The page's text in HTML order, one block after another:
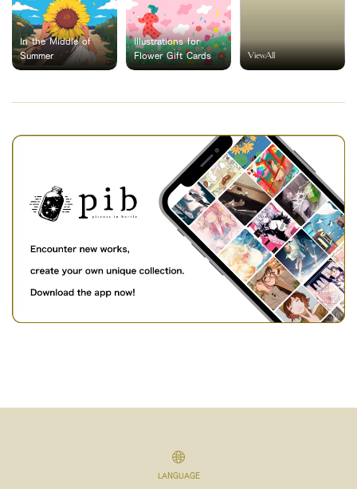
In the Middle of
Summer
Illustrations for
Flower Gift Cards
ViewAll
LANGUAGE